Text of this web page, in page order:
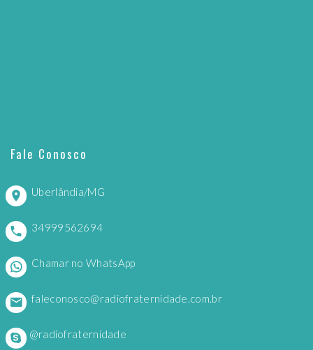
Fale Conosco
Uberlândia/MG
34999562694
Chamar no WhatsApp
faleconosco@radiofraternidade.com.br
@radiofraternidade